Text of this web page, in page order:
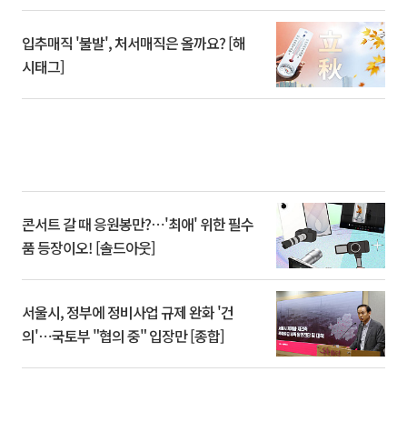
입추매직 '불발', 처서매직은 올까요? [해
시태그]
콘서트 갈 때 응원봉만?⋯'최애' 위한 필수
품 등장이오! [솔드아웃]
서울시, 정부에 정비사업 규제 완화 '건
의'⋯국토부 "협의 중" 입장만 [종합]